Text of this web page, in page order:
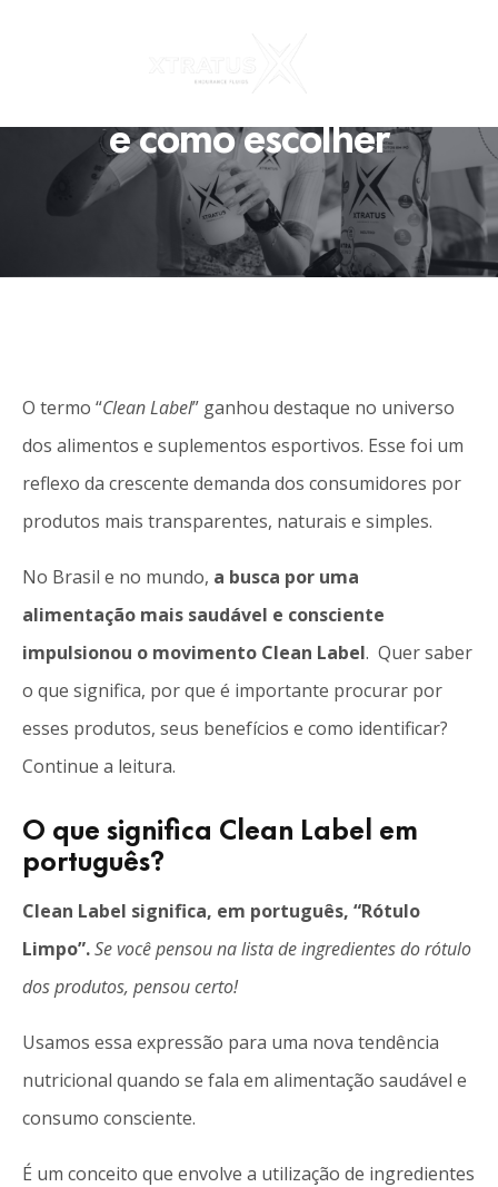
limpo: o que é, benefícios
e como escolher
O termo “Clean Label” ganhou destaque no universo
dos alimentos e suplementos esportivos. Esse foi um
reflexo da crescente demanda dos consumidores por
produtos mais transparentes, naturais e simples.
No Brasil e no mundo, a busca por uma
alimentação mais saudável e consciente
impulsionou o movimento Clean Label. Quer saber
o que significa, por que é importante procurar por
esses produtos, seus benefícios e como identificar?
Continue a leitura.
O que significa Clean Label em
português?
Clean Label significa, em português, “Rótulo
Limpo”.Se você pensou na lista de ingredientes do rótulo
dos produtos, pensou certo!
Usamos essa expressão para uma nova tendência
nutricional quando se fala em alimentação saudável e
consumo consciente.
É um conceito que envolve a utilização de ingredientes